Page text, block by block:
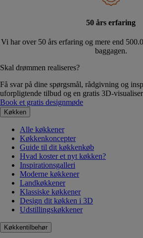
50 års erfaring
Vi har over 50 års erfaring og mere end
baggagen.
Skal drømmen realiseres?
Få svar på dine spørgsmål, rådgivning og
uforpligtende tilbud og en gratis 3D-
Book et gratis designmøde
Køkken
Alle køkkener
Køkkenkoncepter
Guide til dit køkkenkøb
Hvad koster et nyt køkken?
Inspirationsgalleri
Moderne køkkener
Landkøkkener
Klassiske køkkener
Design dit køkken i 3D
Udstillingskøkkener
Køkkentilbehør